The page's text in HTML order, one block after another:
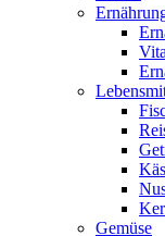
Gemüse